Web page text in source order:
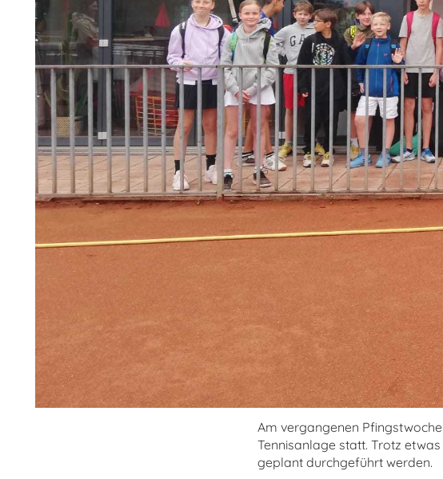
Am vergangenen
Tennisanlage statt. Trotz
geplant durchgeführt werden.